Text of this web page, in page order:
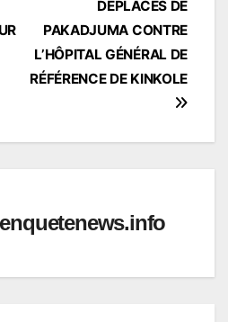
DÉPLACÉS DE
PAKADJUMA CONTRE
L’HÔPITAL GÉNÉRAL DE
RÉFÉRENCE DE KINKOLE
enquetenews.info